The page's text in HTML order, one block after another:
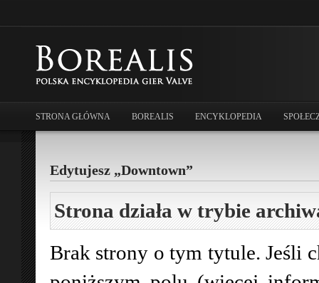
STRONA GŁÓWNA BOREALIS ENCYKLOPEDIA
Edytujesz „Downtown”
Strona działa w trybie
Brak strony o tym tytule. Jeśli